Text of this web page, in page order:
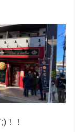
！！